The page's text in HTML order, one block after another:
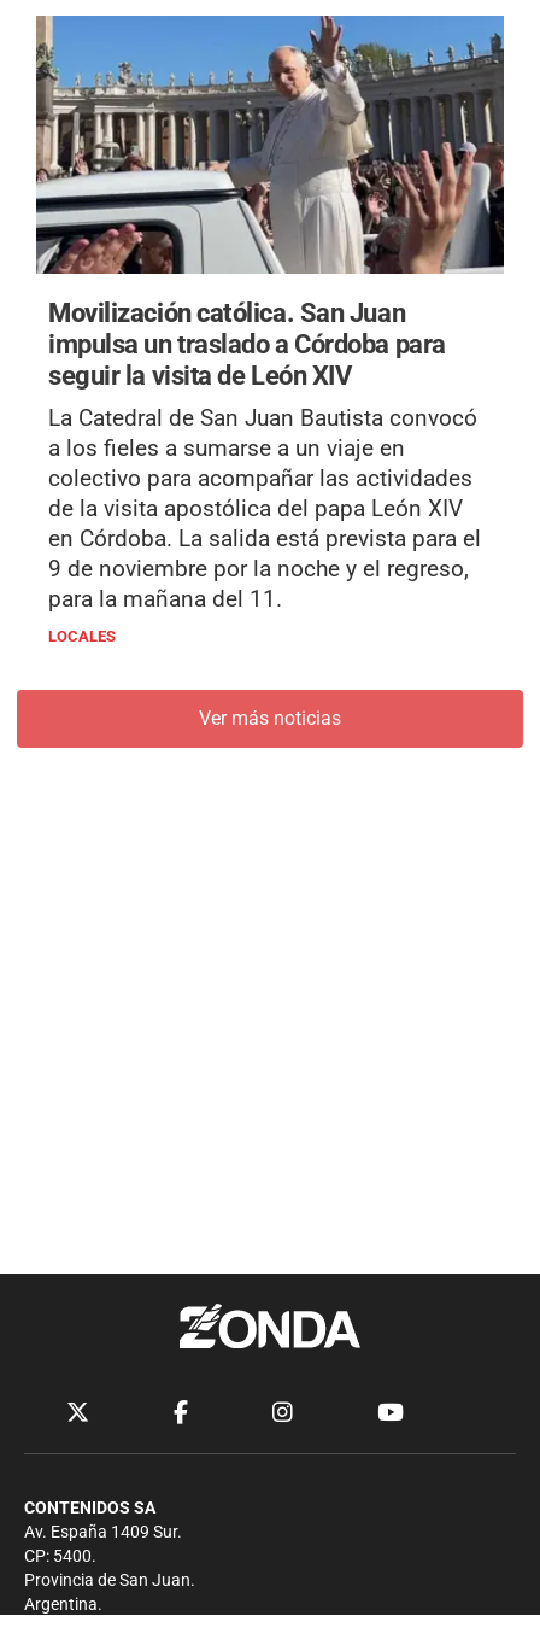
Movilización católica. San Juan
impulsa un traslado a Córdoba para
seguir la visita de León XIV
La Catedral de San Juan Bautista convocó
a los fieles a sumarse a un viaje en
colectivo para acompañar las actividades
de la visita apostólica del papa León XIV
en Córdoba. La salida está prevista para el
9 de noviembre por la noche y el regreso,
para la mañana del 11.
LOCALES
Ver más noticias
CONTENIDOS SA
Av. España 1409 Sur.
CP: 5400.
Provincia de San Juan.
Argentina.